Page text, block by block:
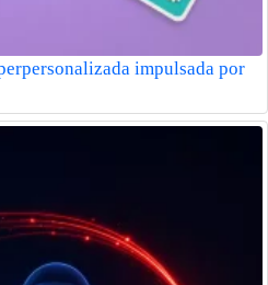
impulsada por